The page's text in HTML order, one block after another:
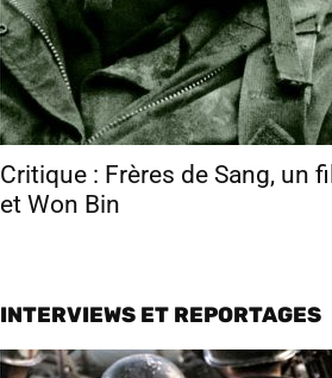
Critique : Frères de Sang, un
et Won Bin
INTERVIEWS ET REPORTAGES